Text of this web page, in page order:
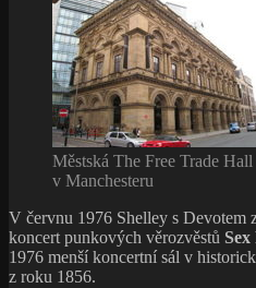
Městská The Free Trade Hall
v Manchesteru
V červnu 1976 Shelley s Devotem
koncert punkových věrozvěstů Sex
1976 menší koncertní sál v
z roku 1856.